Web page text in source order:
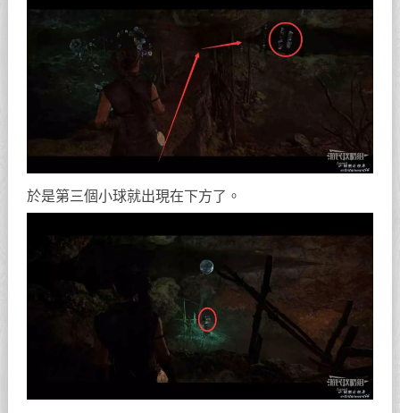
於是第三個小球就出現在下方了。